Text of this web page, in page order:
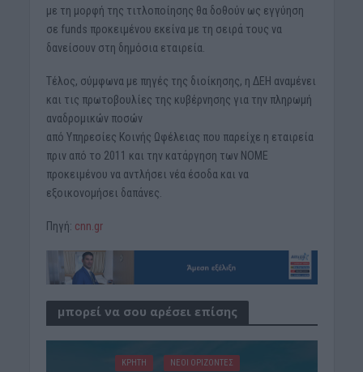
με τη μορφή της τιτλοποίησης θα δοθούν ως εγγύηση
σε funds προκειμένου εκείνα με τη σειρά τους να
δανείσουν στη δημόσια εταιρεία.
Τέλος, σύμφωνα με πηγές της διοίκησης, η ΔΕΗ αναμένει
και τις πρωτοβουλίες της κυβέρνησης για την πληρωμή
αναδρομικών ποσών
από Υπηρεσίες Κοινής Ωφέλειας που παρείχε η εταιρεία
πριν από το 2011 και την κατάργηση των ΝΟΜΕ
προκειμένου να αντλήσει νέα έσοδα και να
εξοικονομήσει δαπάνες.
Πηγή: cnn.gr
μπορεί να σου αρέσει επίσης
ΚΡΗΤΗ
ΝΕΟΙ ΟΡΙΖΟΝΤΕΣ